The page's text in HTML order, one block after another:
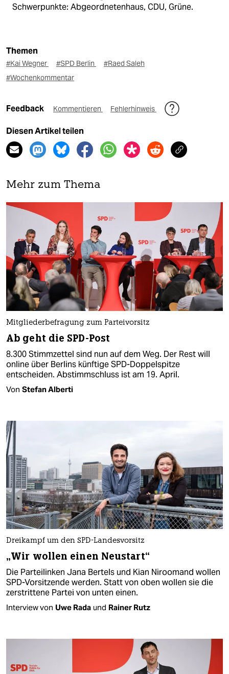
Schwerpunkte: Abgeordnetenhaus, CDU, Grüne.
Themen
#Kai Wegner #SPD Berlin
#Raed Saleh
#Wochenkommentar
Feedback Kommentieren Fehlerhinweis
Diesen Artikel teilen
Mehr zum Thema
Mitgliederbefragung zum Parteivorsitz
Ab geht die SPD-Post
8.300 Stimmzettel sind nun auf dem Weg. Der Rest will
online über Berlins künftige SPD-Doppelspitze
entscheiden. Abstimmschluss ist am 19. April.
Von Stefan Alberti
Dreikampf um den SPD-Landesvorsitz
„Wir wollen einen Neustart“
Die Parteilinken Jana Bertels und Kian Niroomand wollen
SPD-Vorsitzende werden. Statt von oben wollen sie die
zerstrittene Partei von unten einen.
Interview von Uwe Rada und Rainer Rutz